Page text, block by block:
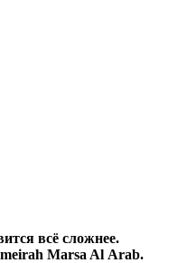
всё сложнее.
Marsa Al Arab.